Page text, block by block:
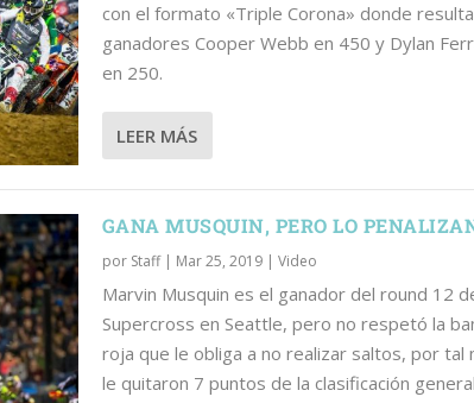
con el formato «Triple Corona» donde
ganadores Cooper Webb en 450 y Dylan
en 250.
LEER MÁS
GANA MUSQUIN, PERO LO
por Staff| Mar 25, 2019| Video
Marvin Musquin es el ganador del round 12
Supercross en Seattle, pero no respetó la
roja que le obliga a no realizar saltos, por tal
le quitaron 7 puntos de la clasificación